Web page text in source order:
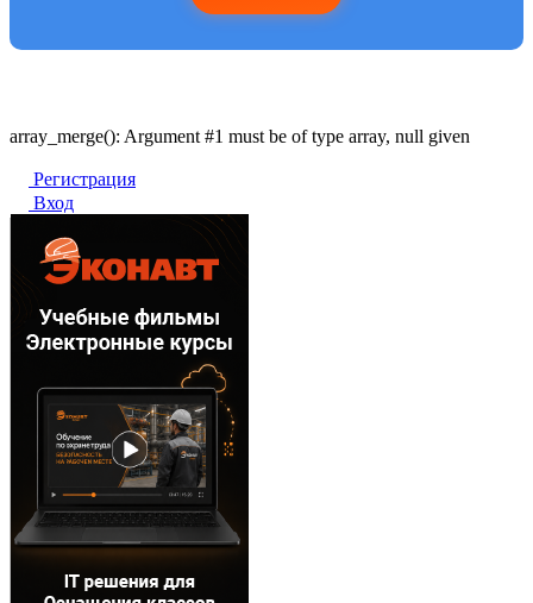
array_merge(): Argument #1 must be of type array, null given
Регистрация
Вход